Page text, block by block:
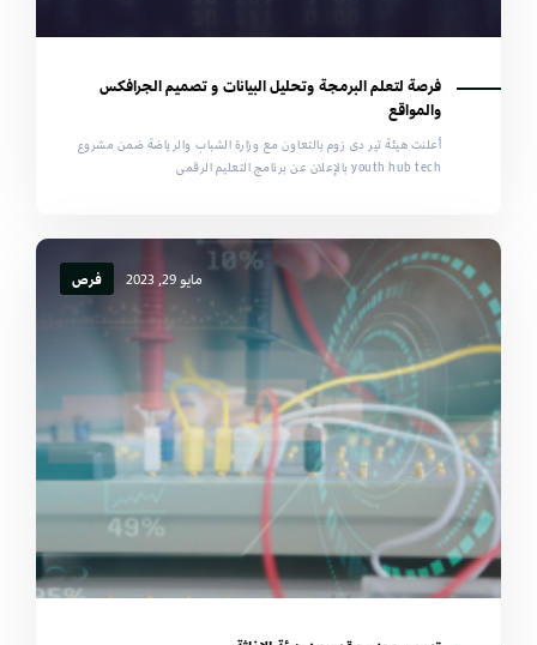
فرصة لتعلم البرمجة وتحليل البيانات و تصميم الجرافكس
والمواقع
أعلنت هيئة تير دى زوم بالتعاون مع وزارة الشباب والرياضة ضمن مشروع
youth hub tech بالإعلان عن برنامج التعليم الرقمى
مايو 29, 2023 فرص